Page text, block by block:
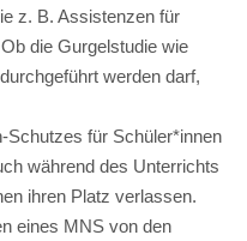
z. B. Assistenzen für
die Gurgelstudie wie
werden darf,
Schutzes für Schüler*innen
während des Unterrichts
ihren Platz verlassen.
eines MNS von den